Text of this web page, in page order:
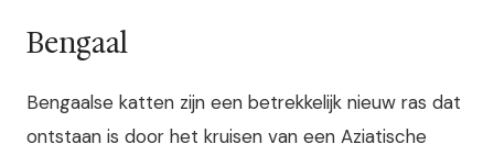
Bengaal
Bengaalse katten zijn een betrekkelijk nieuw ras dat
ontstaan is door het kruisen van een Aziatische